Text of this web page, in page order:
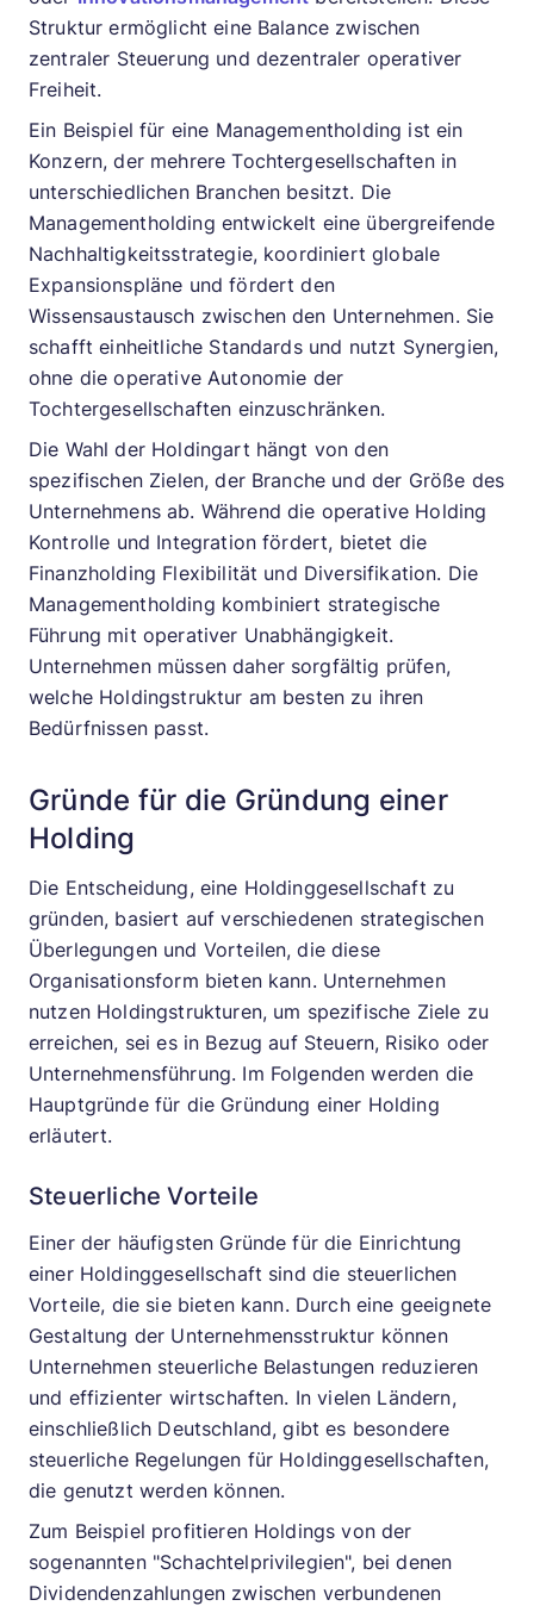
Struktur ermöglicht eine Balance zwischen
zentraler Steuerung und dezentraler operativer
Freiheit.
Ein Beispiel für eine Managementholding ist ein
Konzern, der mehrere Tochtergesellschaften in
unterschiedlichen Branchen besitzt. Die
Managementholding entwickelt eine übergreifende
Nachhaltigkeitsstrategie, koordiniert globale
Expansionspläne und fördert den
Wissensaustausch zwischen den Unternehmen. Sie
schafft einheitliche Standards und nutzt Synergien,
ohne die operative Autonomie der
Tochtergesellschaften einzuschränken.
Die Wahl der Holdingart hängt von den
spezifischen Zielen, der Branche und der Größe des
Unternehmens ab. Während die operative Holding
Kontrolle und Integration fördert, bietet die
Finanzholding Flexibilität und Diversifikation. Die
Managementholding kombiniert strategische
Führung mit operativer Unabhängigkeit.
Unternehmen müssen daher sorgfältig prüfen,
welche Holdingstruktur am besten zu ihren
Bedürfnissen passt.
Gründe für die Gründung einer
Holding
Die Entscheidung, eine Holdinggesellschaft zu
gründen, basiert auf verschiedenen strategischen
Überlegungen und Vorteilen, die diese
Organisationsform bieten kann. Unternehmen
nutzen Holdingstrukturen, um spezifische Ziele zu
erreichen, sei es in Bezug auf Steuern, Risiko oder
Unternehmensführung. Im Folgenden werden die
Hauptgründe für die Gründung einer Holding
erläutert.
Steuerliche Vorteile
Einer der häufigsten Gründe für die Einrichtung
einer Holdinggesellschaft sind die steuerlichen
Vorteile, die sie bieten kann. Durch eine geeignete
Gestaltung der Unternehmensstruktur können
Unternehmen steuerliche Belastungen reduzieren
und effizienter wirtschaften. In vielen Ländern,
einschließlich Deutschland, gibt es besondere
steuerliche Regelungen für Holdinggesellschaften,
die genutzt werden können.
Zum Beispiel profitieren Holdings von der
sogenannten "Schachtelprivilegien", bei denen
Dividendenzahlungen zwischen verbundenen